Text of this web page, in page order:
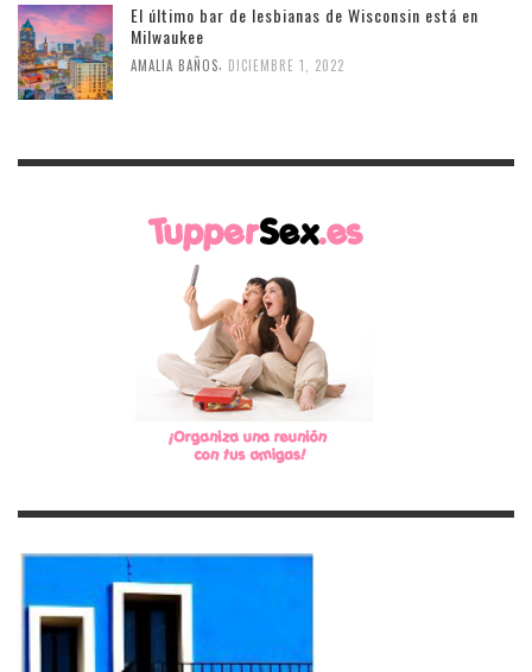
El último bar de lesbianas de Wisconsin está en
Milwaukee
AMALIA BAÑOS DICIEMBRE 1, 2022